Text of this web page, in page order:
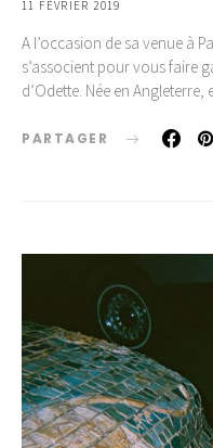
11 FÉVRIER 2019
A l’occasion de sa venue à
s’associent pour vous faire
d’Odette. Née en Angleterre,
PARTAGER